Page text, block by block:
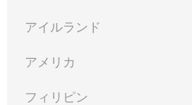
アイルランド
アメリカ
フィリピン